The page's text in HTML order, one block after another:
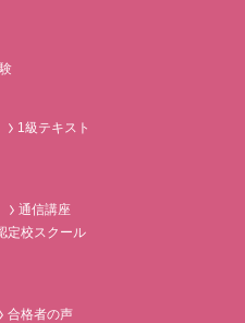
1級テキスト
通信講座
定校スクール
合格者の声